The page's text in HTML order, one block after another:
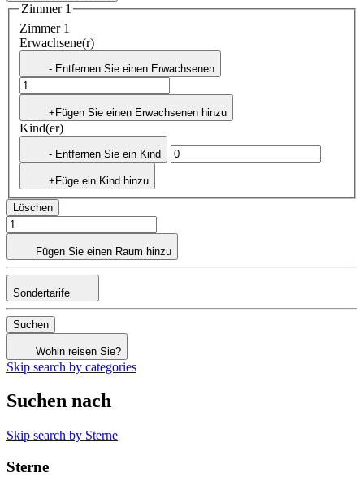
Zimmer 1
Zimmer 1
Erwachsene(r)
- Entfernen Sie einen Erwachsenen
+Fügen Sie einen Erwachsenen hinzu
Kind(er)
- Entfernen Sie ein Kind
+Füge ein Kind hinzu
Löschen
Fügen Sie einen Raum hinzu
Sondertarife
Suchen
Wohin reisen Sie?
Skip search by categories
Suchen nach
Skip search by Sterne
Sterne